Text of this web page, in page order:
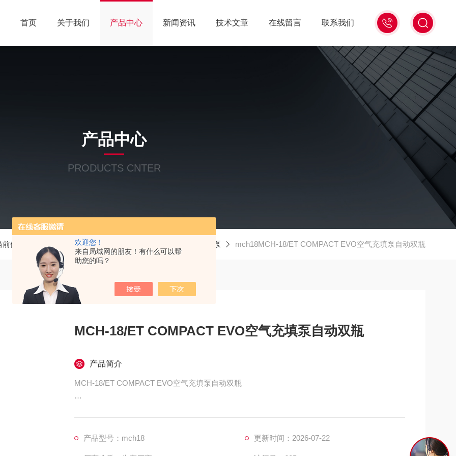
欢迎您！
来自局域网的朋友！有什么可以帮
助您的吗？
15006471345
首页 关于我们 产品中心 新闻资讯 技术文章 在线留言 联系我们
产品中心
PRODUCTS CNTER
前位置： 产品中心 充填泵 mch18MCH-18/ET COMPACT EVO空气充填泵自动双瓶
MCH-18/ET COMPACT EVO空气充填泵自动双瓶
产品简介
MCH-18/ET COMPACT EVO空气充填泵自动双瓶
产品型号：mch18 更新时间：2026-07-22